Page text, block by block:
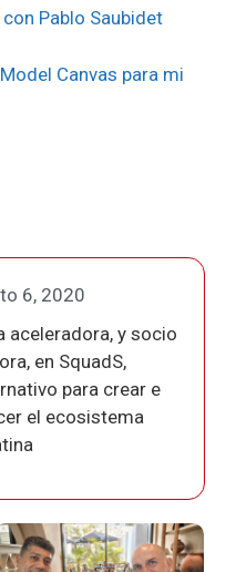
Pablo Saubidet
Canvas para mi
6, 2020
aceleradora, y socio
en SquadS,
para crear e
el ecosistema